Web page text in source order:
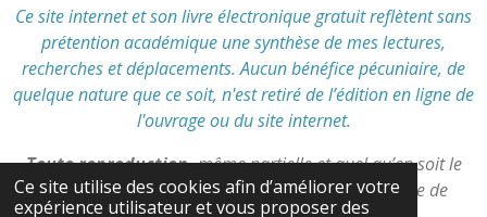
Ce site utilise des cookies afin d’améliorer votre
expérience utilisateur et vous proposer des
.
7
5
l
e
l
e
s
l
e
s
l
e
s
l
e
s
l
'
é
v
a
l
u
a
t
Ce site internet et son livre électronique gratuit reflètentsans
prétention académique une synthèse de mes lectures,
recherches et déplacements.Aucun bénéfice pécuniaire, de
quelque nature que ce soit, n'est retiré de l’édition en ligne de
l'ouvrage ou du site internet.
Toute reproduction,même partielle et quel qu’en soit le
support,est interditesans autorisation préalable de